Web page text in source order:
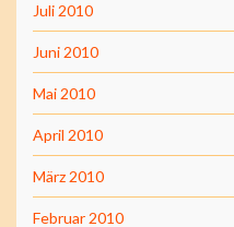
Juli 2010
Juni 2010
Mai 2010
April 2010
März 2010
Februar 2010